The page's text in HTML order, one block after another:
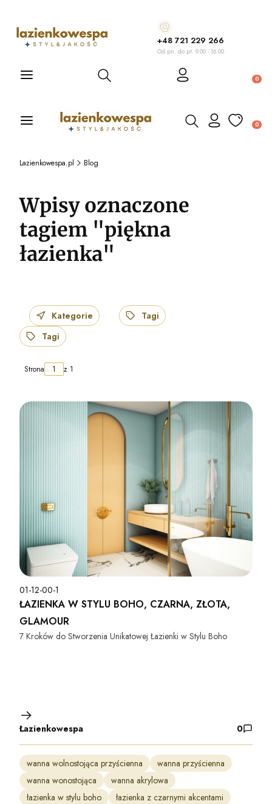
+48 721 229 266
Od pn. do pt. 9.00 - 16.00
Otwórz wyszukiwarkę
Otwórz wyszukiwarkę
Lazienkowespa.pl Blog
Wpisy oznaczone
tagiem "piękna
łazienka"
Kategorie
Tagi
Tagi
Strona z 1
01-12-00-1
ŁAZIENKA W STYLU BOHO, CZARNA, ZŁOTA,
GLAMOUR
7 Kroków do Stworzenia Unikatowej Łazienki w Stylu Boho
Łazienkowespa 0
wanna wolnostojąca przyścienna
wanna przyścienna
wanna wonostojąca
wanna akrylowa
łazienka w stylu boho
łazienka z czarnymi akcentami